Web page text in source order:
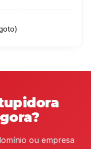
ou empresa